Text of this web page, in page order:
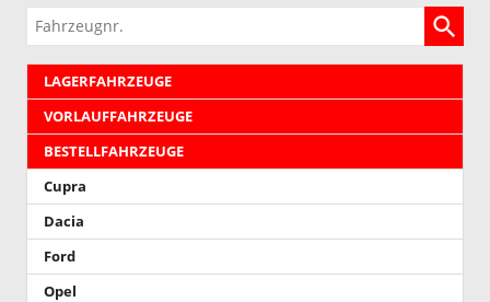
Fahrzeugnr.
LAGERFAHRZEUGE
VORLAUFFAHRZEUGE
BESTELLFAHRZEUGE
Cupra
Dacia
Ford
Opel